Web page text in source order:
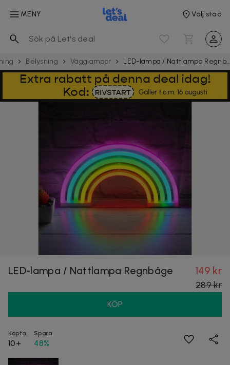
MENY Välj stad
Belysning Vägglampor LED-lampa / Nattlampa Regnbåge
LED-lampa / Nattlampa Regnbåge 149 kr
289 kr
KÖP
Köpta
10+
Spara
48%